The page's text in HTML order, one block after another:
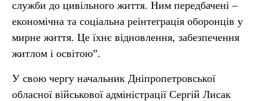
служби до цивільного життя. Ним передбачені –
економічна та соціальна реінтеграція оборонців у
мирне життя. Це їхнє відновлення, забезпечення
житлом і освітою”.
У свою чергу начальник Дніпропетровської
обласної військової адміністрації Сергій Лисак